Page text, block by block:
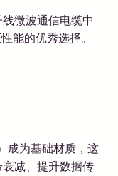
微波通信电缆中
能的优秀选择。
成为基础材质，这
减、提升数据传